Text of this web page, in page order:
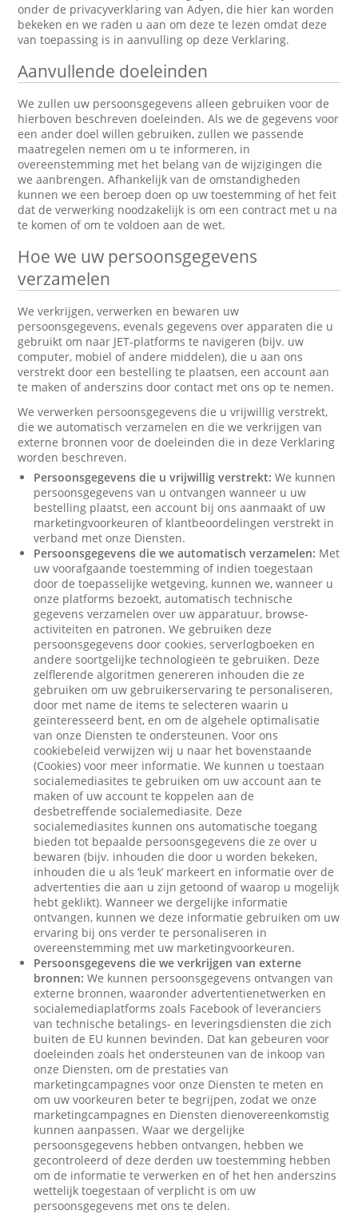
onder de privacyverklaring van Adyen, die hier kan worden
bekeken en we raden u aan om deze te lezen omdat deze
van toepassing is in aanvulling op deze Verklaring.
Aanvullende doeleinden
We zullen uw persoonsgegevens alleen gebruiken voor de
hierboven beschreven doeleinden. Als we de gegevens voor
een ander doel willen gebruiken, zullen we passende
maatregelen nemen om u te informeren, in
overeenstemming met het belang van de wijzigingen die
we aanbrengen. Afhankelijk van de omstandigheden
kunnen we een beroep doen op uw toestemming of het feit
dat de verwerking noodzakelijk is om een contract met u na
te komen of om te voldoen aan de wet.
Hoe we uw persoonsgegevens
verzamelen
We verkrijgen, verwerken en bewaren uw
persoonsgegevens, evenals gegevens over apparaten die u
gebruikt om naar JET-platforms te navigeren (bijv. uw
computer, mobiel of andere middelen), die u aan ons
verstrekt door een bestelling te plaatsen, een account aan
te maken of anderszins door contact met ons op te nemen.
We verwerken persoonsgegevens die u vrijwillig verstrekt,
die we automatisch verzamelen en die we verkrijgen van
externe bronnen voor de doeleinden die in deze Verklaring
worden beschreven.
Persoonsgegevens die u vrijwillig verstrekt: We kunnen
persoonsgegevens van u ontvangen wanneer u uw
bestelling plaatst, een account bij ons aanmaakt of uw
marketingvoorkeuren of klantbeoordelingen verstrekt in
verband met onze Diensten.
Persoonsgegevens die we automatisch verzamelen: Met
uw voorafgaande toestemming of indien toegestaan
door de toepasselijke wetgeving, kunnen we, wanneer u
onze platforms bezoekt, automatisch technische
gegevens verzamelen over uw apparatuur, browse-
activiteiten en patronen. We gebruiken deze
persoonsgegevens door cookies, serverlogboeken en
andere soortgelijke technologieën te gebruiken. Deze
zelflerende algoritmen genereren inhouden die ze
gebruiken om uw gebruikerservaring te personaliseren,
door met name de items te selecteren waarin u
geïnteresseerd bent, en om de algehele optimalisatie
van onze Diensten te ondersteunen. Voor ons
cookiebeleid verwijzen wij u naar het bovenstaande
(Cookies) voor meer informatie. We kunnen u toestaan
socialemediasites te gebruiken om uw account aan te
maken of uw account te koppelen aan de
desbetreffende socialemediasite. Deze
socialemediasites kunnen ons automatische toegang
bieden tot bepaalde persoonsgegevens die ze over u
bewaren (bijv. inhouden die door u worden bekeken,
inhouden die u als ‘leuk’ markeert en informatie over de
advertenties die aan u zijn getoond of waarop u mogelijk
hebt geklikt). Wanneer we dergelijke informatie
ontvangen, kunnen we deze informatie gebruiken om uw
ervaring bij ons verder te personaliseren in
overeenstemming met uw marketingvoorkeuren.
Persoonsgegevens die we verkrijgen van externe
bronnen: We kunnen persoonsgegevens ontvangen van
externe bronnen, waaronder advertentienetwerken en
socialemediaplatforms zoals Facebook of leveranciers
van technische betalings- en leveringsdiensten die zich
buiten de EU kunnen bevinden. Dat kan gebeuren voor
doeleinden zoals het ondersteunen van de inkoop van
onze Diensten, om de prestaties van
marketingcampagnes voor onze Diensten te meten en
om uw voorkeuren beter te begrijpen, zodat we onze
marketingcampagnes en Diensten dienovereenkomstig
kunnen aanpassen. Waar we dergelijke
persoonsgegevens hebben ontvangen, hebben we
gecontroleerd of deze derden uw toestemming hebben
om de informatie te verwerken en of het hen anderszins
wettelijk toegestaan of verplicht is om uw
persoonsgegevens met ons te delen.